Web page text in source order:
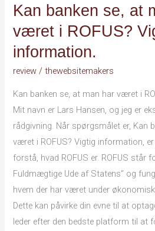
Kan banken se, at
været i ROFUS?
information.
review /thewebsitemakers
Kan banken se, at man har været i
Mit navn er Lars Hansen, og jeg er
rådgivning. Når spørgsmålet er, Kan
været i ROFUS? Vigtig information,
forstå, hvad ROFUS er. ROFUS står
Fuldmægtige Ude af Statens” og
hvem der har været under
Dette kan påvirke din evne til at
leder efter den bedste platform til at
Kan
se,
at
man